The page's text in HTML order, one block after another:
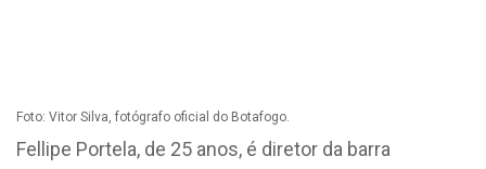
Foto: Vitor Silva, fotógrafo oficial do Botafogo.
Fellipe Portela, de 25 anos, é diretor da barra